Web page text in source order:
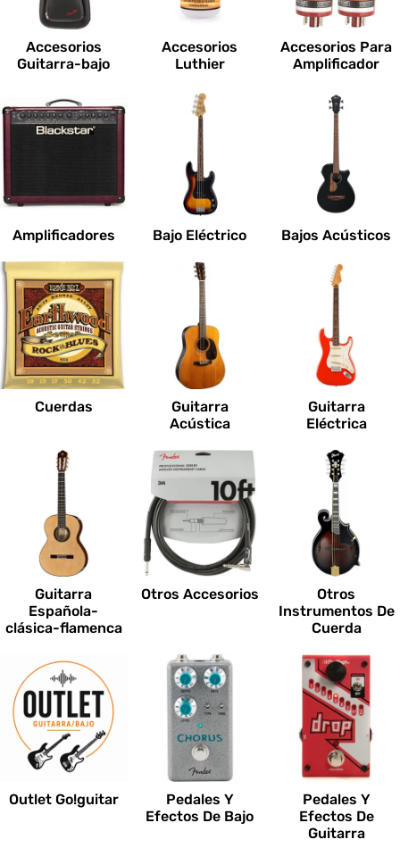
e
s
:
Accesorios
Guitarra-bajo
Accesorios
Luthier
Accesorios Para
Amplificador
Amplificadores Bajo Eléctrico Bajos Acústicos
Cuerdas
Guitarra
Acústica
Guitarra
Eléctrica
Guitarra
Española-
clásica-flamenca
Otros Accesorios
Otros
Instrumentos De
Cuerda
Outlet Go!guitar
Pedales Y
Efectos De Bajo
Pedales Y
Efectos De
Guitarra